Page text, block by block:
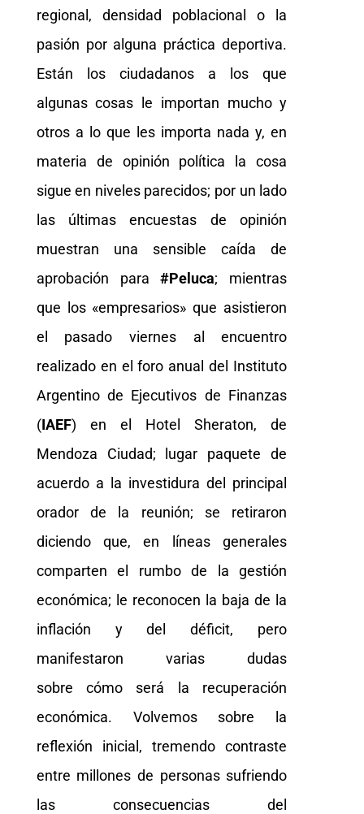
regional, densidad poblacional o la
pasión por alguna práctica deportiva.
Están los ciudadanos a los que
algunas cosas le importan mucho y
otros a lo que les importa nada y, en
materia de opinión política la cosa
sigue en niveles parecidos; por un lado
las últimas encuestas de opinión
muestran una sensible caída de
aprobación para#Peluca; mientras
que los «empresarios» que asistieron
el pasado viernes al encuentro
realizado en el foro anual del Instituto
Argentino de Ejecutivos de Finanzas
(IAEF) en el Hotel Sheraton, de
Mendoza Ciudad; lugar paquete de
acuerdo a la investidura del principal
orador de la reunión; se retiraron
diciendo que, en líneas generales
comparten el rumbo de la gestión
económica; le reconocen la baja de la
inflación y del déficit, pero
manifestaron varias dudas
sobre cómo será la recuperación
económica. Volvemos sobre la
reflexión inicial, tremendo contraste
entre millones de personas sufriendo
las consecuencias del